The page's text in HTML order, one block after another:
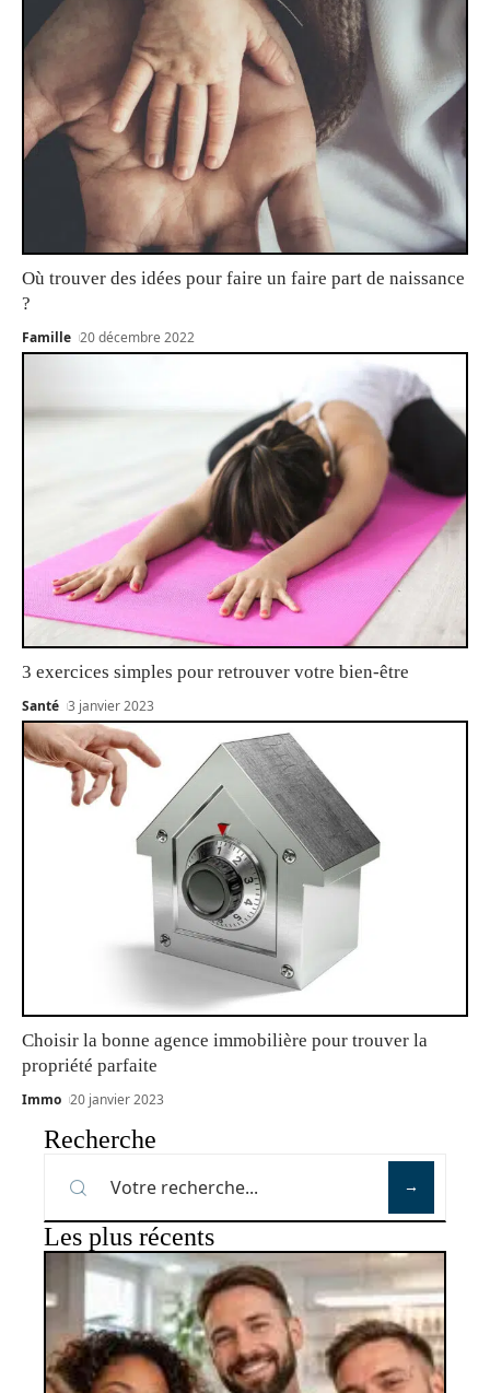
Où trouver des idées pour faire un faire part de naissance
?
Famille 20 décembre 2022
3 exercices simples pour retrouver votre bien-être
Santé 3 janvier 2023
Choisir la bonne agence immobilière pour trouver la
propriété parfaite
Immo 20 janvier 2023
Recherche
Les plus récents